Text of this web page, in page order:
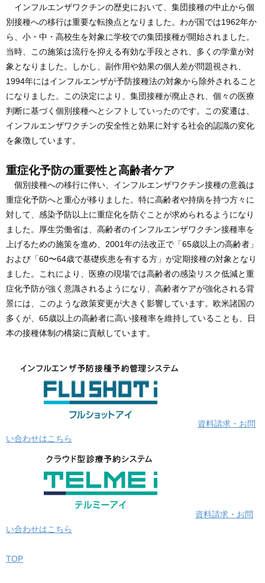
インフルエンザワクチンの歴史において、集団接種の中止から個
別接種への移行は重要な転換点となりました。わが国では1962年か
ら、小・中・高校生を対象に学校での集団接種が開始されました。
当時、この施策は流行を抑える有効な手段とされ、多くの学童が対
象となりました。しかし、副作用や効果の個人差が問題視され、
1994年にはインフルエンザが予防接種法の対象から除外されること
になりました。この決定により、集団接種が廃止され、個々の医療
判断に基づく個別接種へとシフトしていったのです。この変遷は、
インフルエンザワクチンの安全性と効果に対する社会的認識の変化
を象徴しています。
重症化予防の重要性と高齢者ケア
個別接種への移行に伴い、インフルエンザワクチン接種の意義は
重症化予防へと重心が移りました。特に高齢者や持病を持つ方々に
対して、感染予防以上に重症化を防ぐことが求められるようになり
ました。厚生労働省は、高齢者のインフルエンザワクチン接種率を
上げるための施策を進め、2001年の法改正で「65歳以上の高齢者」
および「60〜64歳で基礎疾患を有する方」が定期接種の対象となり
ました。これにより、医療の現場では高齢者の感染リスク低減と重
症化予防が強く意識されるようになり、高齢者ケアが強化される背
景には、このような政策変更が大きく影響しています。欧米諸国の
多くが、65歳以上の高齢者に高い接種率を維持していることも、日
本の接種体制の構築に貢献しています。
資料請求・お問
い合わせはこちら
資料請求・お問
い合わせはこちら
TOP